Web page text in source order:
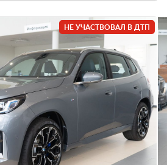
НЕ УЧАСТВОВАЛ В ДТП